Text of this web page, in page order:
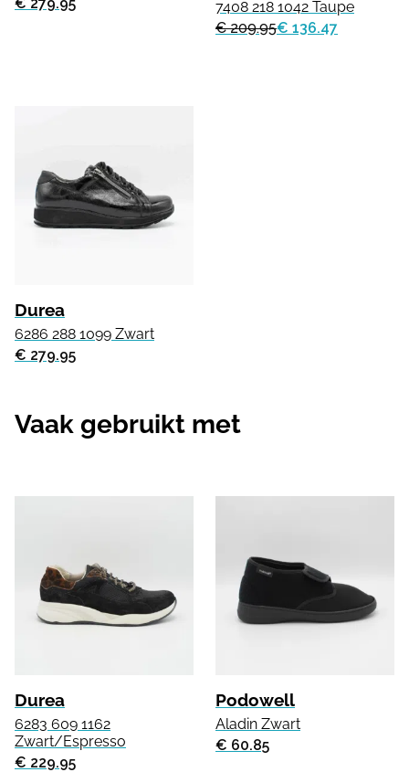
7408 218 1042 Taupe
€ 209.95€ 136.47
Durea
6286 288 1099 Zwart
€ 279.95
Vaak gebruikt met
Durea
6283 609 1162
Zwart/Espresso
€ 229.95
Podowell
Aladin Zwart
€ 60.85